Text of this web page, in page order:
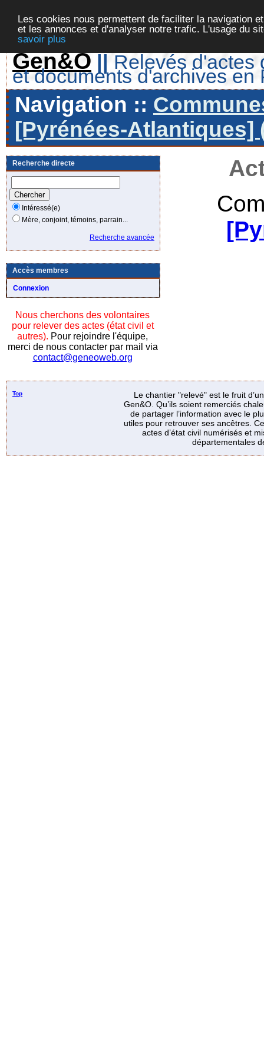
Les cookies nous permettent de faciliter la navigation
et les annonces et d'analyser notre trafic. L'usage du
savoir plus
Gen&O || Relevés d'actes
et documents d'archives en
Navigation ::
[Pyrénées-Atlantiques]
Recherche directe
Intéressé(e)
Mère, conjoint, témoins, parrain...
Recherche avancée
Accès membres
Connexion
Nous cherchons des volontaires
pour relever des actes (état civil et
autres). Pour rejoindre l'équipe,
merci de nous contacter par mail via
contact@geneoweb.org
Top
Le chantier "relevé" est le fruit
Gen&O. Qu’ils soient remerciés
de partager l’information avec le
utiles pour retrouver ses ancêtres.
actes d’état civil numérisés et
départementales